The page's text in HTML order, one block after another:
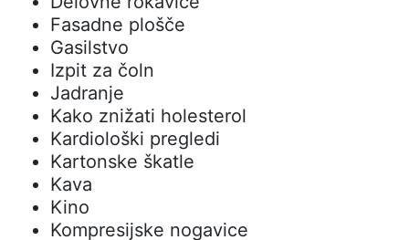
Fasadne plošče
Gasilstvo
Izpit za čoln
Jadranje
Kako znižati holesterol
Kardiološki pregledi
Kartonske škatle
Kava
Kino
Kompresijske nogavice